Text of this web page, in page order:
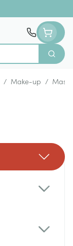
Zoek
/ Make-up /